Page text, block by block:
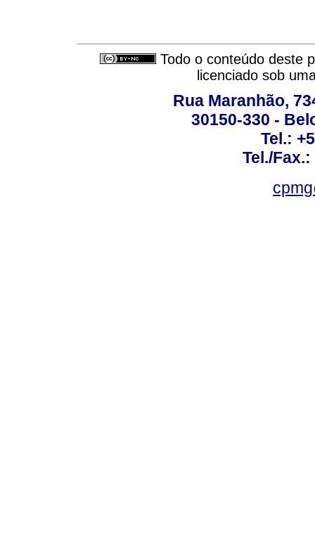
Todo o conteúdo deste
licenciado sob
Rua Maranhão,
30150-330 -
Tel.:
Tel./Fax.: